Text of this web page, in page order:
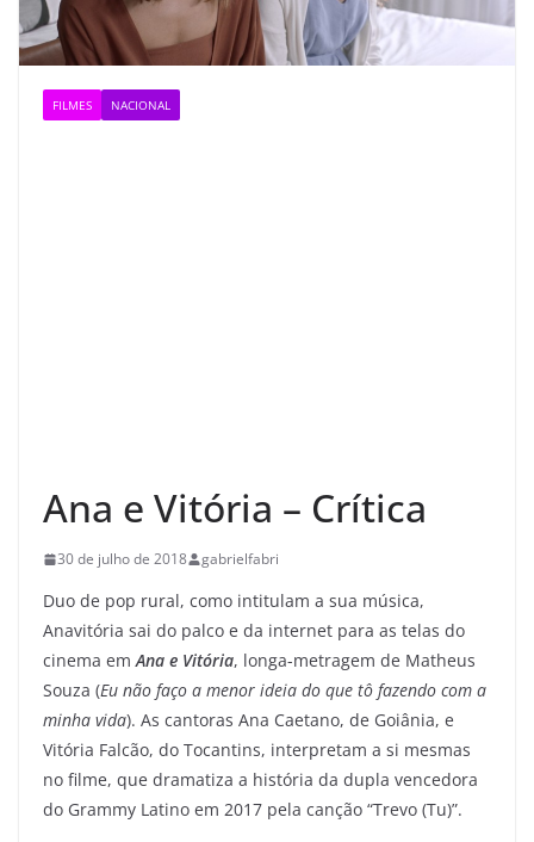
FILMES NACIONAL
Ana e Vitória – Crítica
30 de julho de 2018 gabrielfabri
Duo de pop rural, como intitulam a sua música,
Anavitória sai do palco e da internet para as telas do
cinema emAna e Vitória, longa-metragem de Matheus
Souza (Eu não faço a menor ideia do que tô fazendo com a
minha vida). As cantoras Ana Caetano, de Goiânia, e
Vitória Falcão, do Tocantins, interpretam a si mesmas
no filme, que dramatiza a história da dupla vencedora
do Grammy Latino em 2017 pela canção “Trevo (Tu)”.